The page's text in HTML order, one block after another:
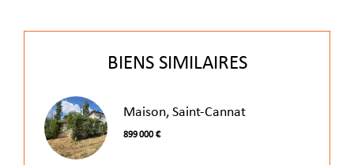
BIENS SIMILAIRES
Maison, Saint-Cannat
899 000 €